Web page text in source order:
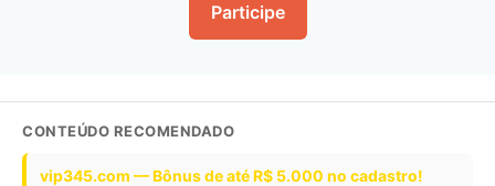
Participe
CONTEÚDO RECOMENDADO
vip345.com — Bônus de até R$ 5.000 no cadastro!